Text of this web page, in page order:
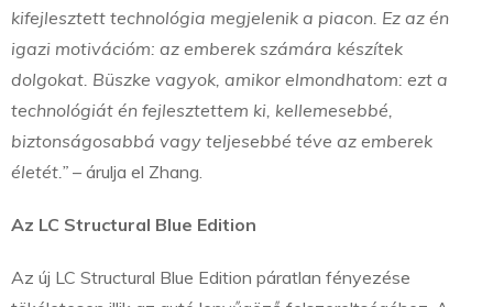
kifejlesztett technológia megjelenik a piacon. Ez az én
igazi motivációm: az emberek számára készítek
dolgokat. Büszke vagyok, amikor elmondhatom: ezt a
technológiát én fejlesztettem ki, kellemesebbé,
biztonságosabbá vagy teljesebbé téve az emberek
életét.” – árulja el Zhang.
Az LC Structural Blue Edition
Az új LC Structural Blue Edition páratlan fényezése